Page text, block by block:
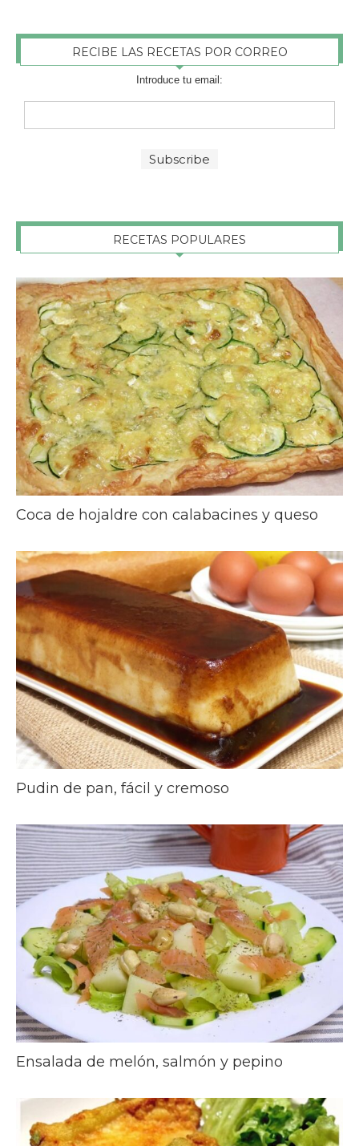
RECIBE LAS RECETAS POR CORREO
Introduce tu email:
RECETAS POPULARES
Coca de hojaldre con calabacines y queso
Pudin de pan, fácil y cremoso
Ensalada de melón, salmón y pepino